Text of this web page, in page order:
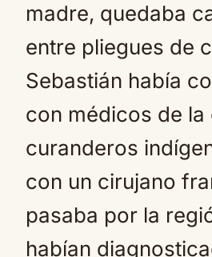
madre, quedaba
entre pliegues de
Sebastián había
con médicos de la
curanderos
con un cirujano
pasaba por la
habían